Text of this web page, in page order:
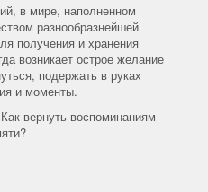
в мире, наполненном
разнообразнейшей
получения и хранения
возникает острое желание
подержать в руках
и моменты.
вернуть воспоминаниям